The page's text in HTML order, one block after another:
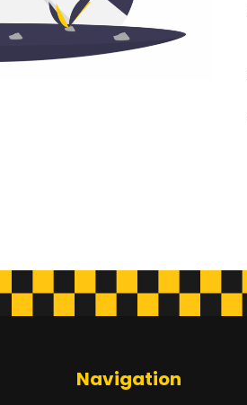
Navigation